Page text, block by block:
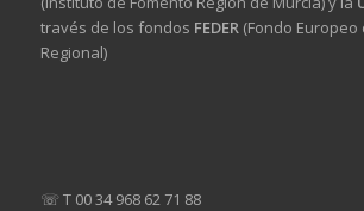
través de los fondos FEDER (Fondo
Regional)
☏ T 00 34 968 62 71 88